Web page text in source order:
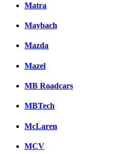
Matra
Maybach
Mazda
Mazel
MB Roadcars
MBTech
McLaren
MCV